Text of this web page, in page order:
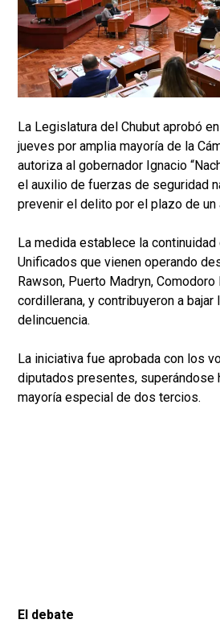
La Legislatura del Chubut aprobó
jueves por amplia mayoría de la
autoriza al gobernador Ignacio
el auxilio de fuerzas de seguridad
prevenir el delito por el plazo de un
La medida establece la
Unificados que vienen operando
Rawson, Puerto Madryn,
cordillerana, y contribuyeron a
delincuencia.
La iniciativa fue aprobada con los
diputados presentes, superándose
mayoría especial de dos tercios.
El debate